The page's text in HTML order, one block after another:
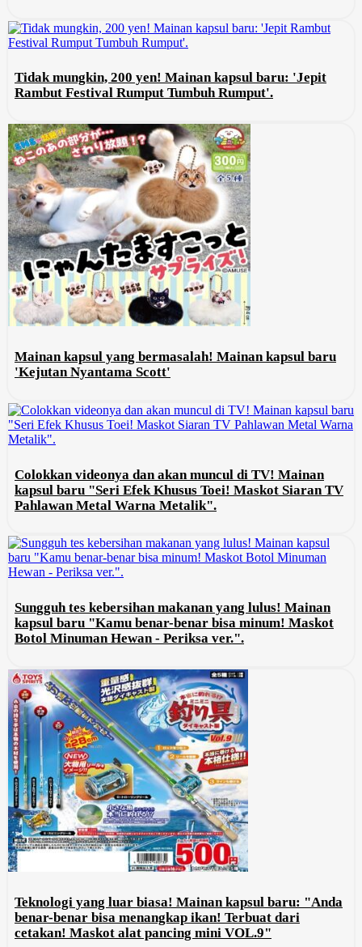
Tidak mungkin, 200 yen! Mainan kapsul baru: 'Jepit
Rambut Festival Rumput Tumbuh Rumput'.
Mainan kapsul yang bermasalah! Mainan kapsul baru
'Kejutan Nyantama Scott'
Colokkan videonya dan akan muncul di TV! Mainan
kapsul baru "Seri Efek Khusus Toei! Maskot Siaran TV
Pahlawan Metal Warna Metalik".
Sungguh tes kebersihan makanan yang lulus! Mainan
kapsul baru "Kamu benar-benar bisa minum! Maskot
Botol Minuman Hewan - Periksa ver.".
Teknologi yang luar biasa! Mainan kapsul baru: "Anda
benar-benar bisa menangkap ikan! Terbuat dari
cetakan! Maskot alat pancing mini VOL.9"